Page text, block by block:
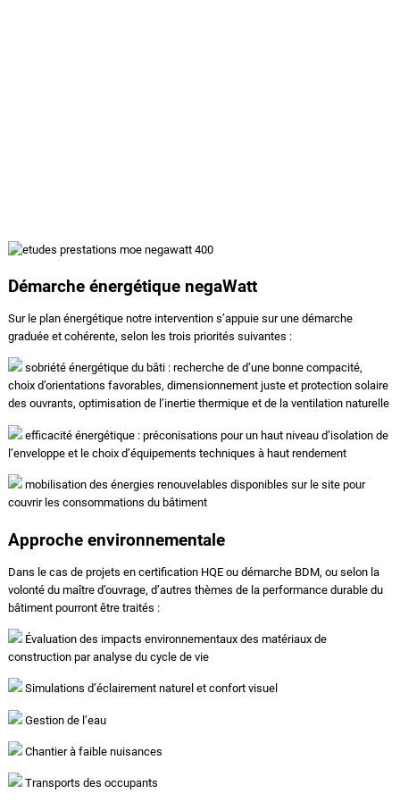
Démarche énergétique negaWatt
Sur le plan énergétique notre intervention s’appuie sur une démarche
graduée et cohérente, selon les trois priorités suivantes :
sobriété énergétique du bâti : recherche de d’une bonne compacité,
choix d’orientations favorables, dimensionnement juste et protection solaire
des ouvrants, optimisation de l’inertie thermique et de la ventilation naturelle
efficacité énergétique : préconisations pour un haut niveau d’isolation de
l’enveloppe et le choix d’équipements techniques à haut rendement
mobilisation des énergies renouvelables disponibles sur le site pour
couvrir les consommations du bâtiment
Approche environnementale
Dans le cas de projets en certification HQE ou démarche BDM, ou selon la
volonté du maître d’ouvrage, d’autres thèmes de la performance durable du
bâtiment pourront être traités :
Évaluation des impacts environnementaux des matériaux de
construction par analyse du cycle de vie
Simulations d’éclairement naturel et confort visuel
Gestion de l’eau
Chantier à faible nuisances
Transports des occupants